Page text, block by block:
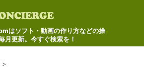
はソフト・動画の作り方などの操
月更新。今すぐ検索を！
>